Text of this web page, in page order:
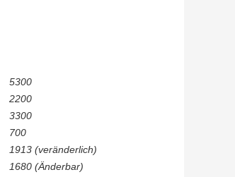
5300
2200
3300
700
1913 (veränderlich)
1680 (Änderbar)